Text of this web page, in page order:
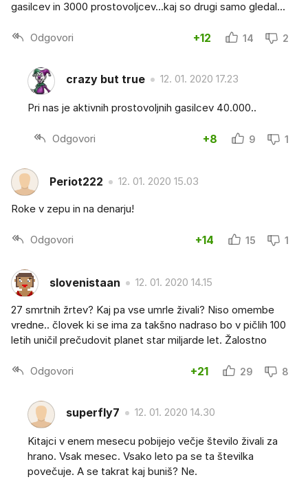
gasilcev in 3000 prostovoljcev...kaj so drugi samo gledal...
Odgovori +12 14 2
crazy but true 12. 01. 2020 17.23
Pri nas je aktivnih prostovoljnih gasilcev 40.000..
Odgovori +8 9 1
Periot222 12. 01. 2020 15.03
Roke v zepu in na denarju!
Odgovori +14 15 1
slovenistaan 12. 01. 2020 14.15
27 smrtnih žrtev? Kaj pa vse umrle živali? Niso omembe
vredne.. človek ki se ima za takšno nadraso bo v pičlih 100
letih uničil prečudovit planet star miljarde let. Žalostno
Odgovori +21 29 8
superfly7 12. 01. 2020 14.30
Kitajci v enem mesecu pobijejo večje število živali za
hrano. Vsak mesec. Vsako leto pa se ta številka
povečuje. A se takrat kaj buniš? Ne.